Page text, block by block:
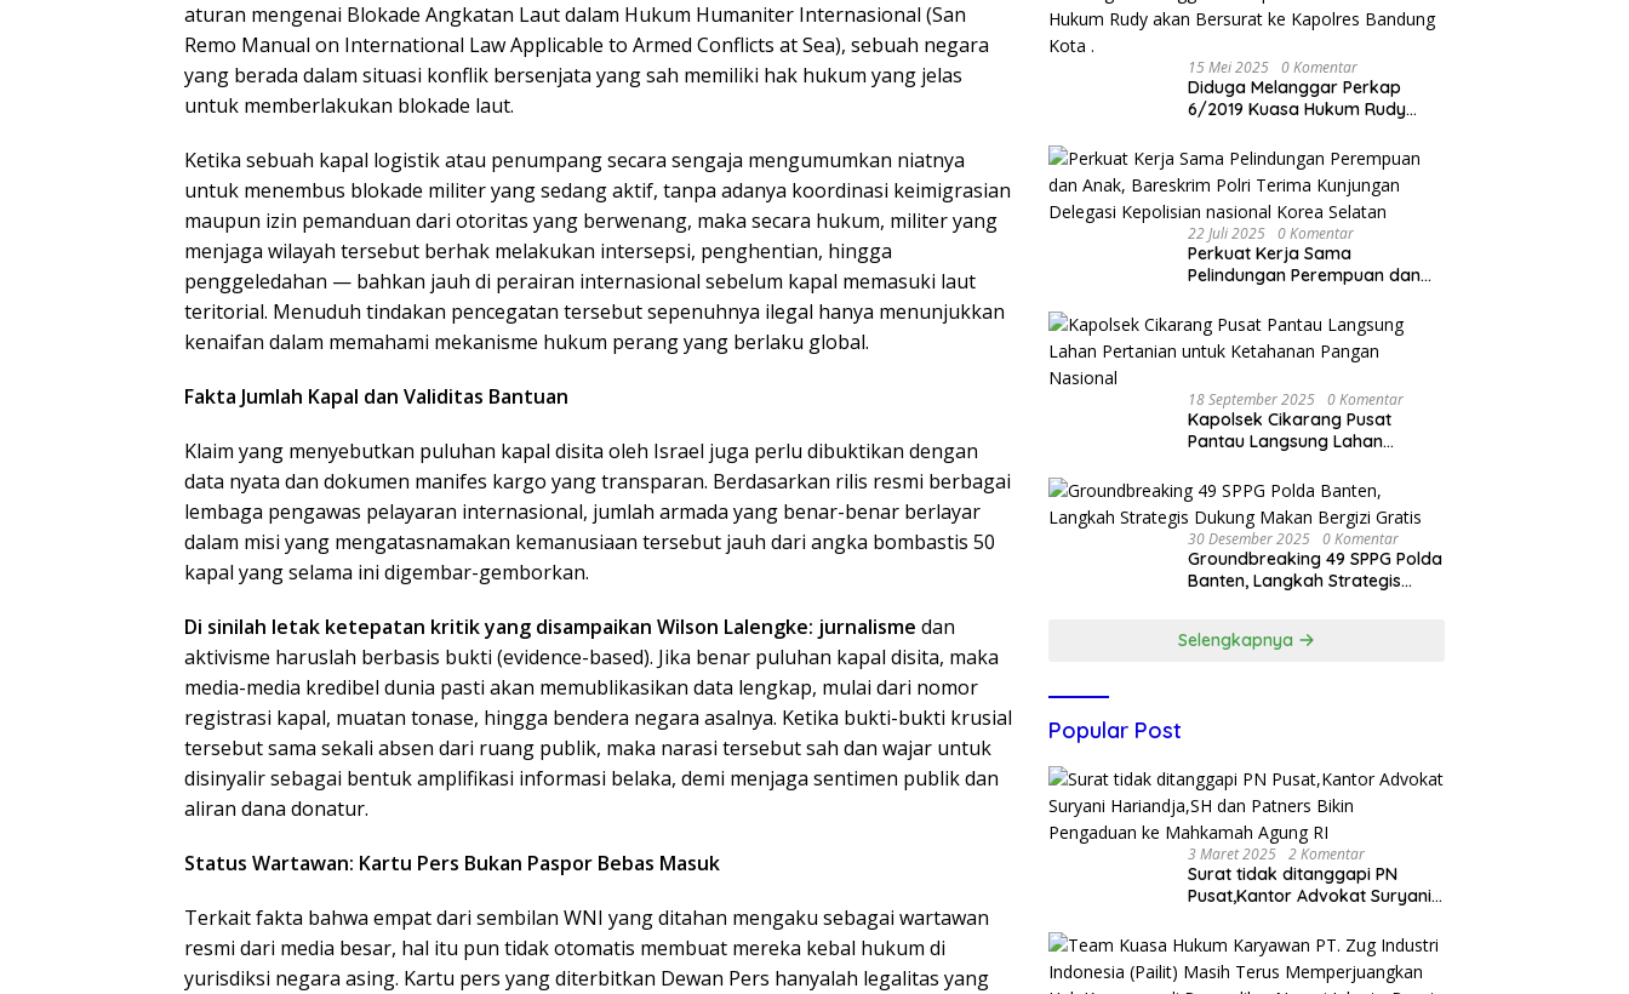
aturan mengenai Blokade Angkatan Laut dalam Hukum Humaniter Internasional (San
Remo Manual on International Law Applicable to Armed Conflicts at Sea), sebuah negara
yang berada dalam situasi konflik bersenjata yang sah memiliki hak hukum yang jelas
untuk memberlakukan blokade laut.
Ketika sebuah kapal logistik atau penumpang secara sengaja mengumumkan niatnya
untuk menembus blokade militer yang sedang aktif, tanpa adanya koordinasi keimigrasian
maupun izin pemanduan dari otoritas yang berwenang, maka secara hukum, militer yang
menjaga wilayah tersebut berhak melakukan intersepsi, penghentian, hingga
penggeledahan — bahkan jauh di perairan internasional sebelum kapal memasuki laut
teritorial. Menuduh tindakan pencegatan tersebut sepenuhnya ilegal hanya menunjukkan
kenaifan dalam memahami mekanisme hukum perang yang berlaku global.
Fakta Jumlah Kapal dan Validitas Bantuan
Klaim yang menyebutkan puluhan kapal disita oleh Israel juga perlu dibuktikan dengan
data nyata dan dokumen manifes kargo yang transparan. Berdasarkan rilis resmi berbagai
lembaga pengawas pelayaran internasional, jumlah armada yang benar-benar berlayar
dalam misi yang mengatasnamakan kemanusiaan tersebut jauh dari angka bombastis 50
kapal yang selama ini digembar-gemborkan.
Di sinilah letak ketepatan kritik yang disampaikan Wilson Lalengke: jurnalisme dan
aktivisme haruslah berbasis bukti (evidence-based). Jika benar puluhan kapal disita, maka
media-media kredibel dunia pasti akan memublikasikan data lengkap, mulai dari nomor
registrasi kapal, muatan tonase, hingga bendera negara asalnya. Ketika bukti-bukti krusial
tersebut sama sekali absen dari ruang publik, maka narasi tersebut sah dan wajar untuk
disinyalir sebagai bentuk amplifikasi informasi belaka, demi menjaga sentimen publik dan
aliran dana donatur.
Status Wartawan: Kartu Pers Bukan Paspor Bebas Masuk
Terkait fakta bahwa empat dari sembilan WNI yang ditahan mengaku sebagai wartawan
resmi dari media besar, hal itu pun tidak otomatis membuat mereka kebal hukum di
yurisdiksi negara asing. Kartu pers yang diterbitkan Dewan Pers hanyalah legalitas yang
15 Mei 2025 0 Komentar
Diduga Melanggar Perkap
6/2019 Kuasa Hukum Rudy
Bandung Kota .
22 Juli 2025 0 Komentar
Perkuat Kerja Sama
Pelindungan Perempuan dan
Kunjungan Delegasi Kepolisian
nasional Korea Selatan
18 September 2025 0 Komentar
Kapolsek Cikarang Pusat
Pantau Langsung Lahan
Pangan Nasional
30 Desember 2025 0 Komentar
Groundbreaking 49 SPPG Polda
Banten, Langkah Strategis
Selengkapnya
Popular Post
3 Maret 2025 2 Komentar
Surat tidak ditanggapi PN
Pusat,Kantor Advokat Suryani
Pengaduan ke Mahkamah
Agung RI